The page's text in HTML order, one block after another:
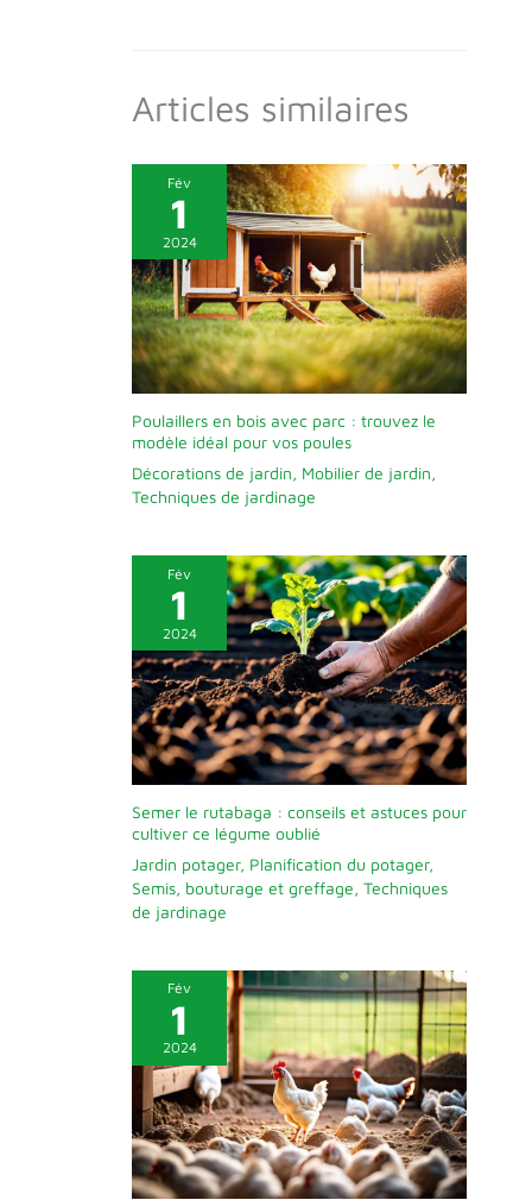
Articles similaires
Fév
1
2024
Poulaillers en bois avec parc : trouvez le
modèle idéal pour vos poules
Décorations de jardin, Mobilier de jardin,
Techniques de jardinage
Fév
1
2024
Semer le rutabaga : conseils et astuces pour
cultiver ce légume oublié
Jardin potager, Planification du potager,
Semis, bouturage et greffage, Techniques
de jardinage
Fév
1
2024